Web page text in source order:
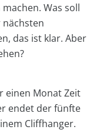
Was soll
das ist klar. Aber
einen Monat Zeit
endet der fünfte
Cliffhanger.